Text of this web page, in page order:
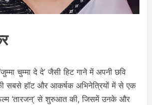
चुम्मा दे दे’ जैसी हिट गाने में अपनी छवि
सबसे हॉट और आकर्षक अभिनेत्रियों में से एक
‘तारजन्’ से शुरुआत की, जिसमें उनके और